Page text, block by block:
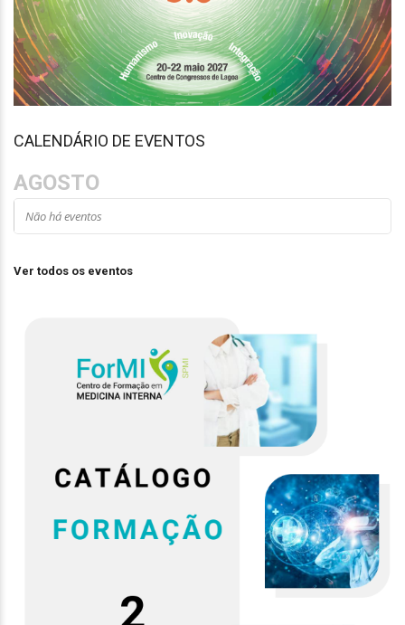
CALENDÁRIO DE EVENTOS
AGOSTO
Não há eventos
Ver todos os eventos